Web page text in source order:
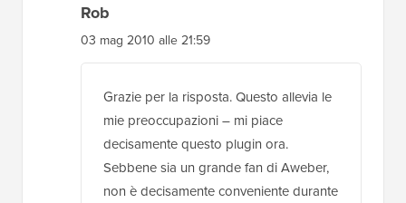
Rob
03 mag 2010 alle 21:59
Grazie per la risposta. Questo allevia le
mie preoccupazioni – mi piace
decisamente questo plugin ora.
Sebbene sia un grande fan di Aweber,
non è decisamente conveniente durante